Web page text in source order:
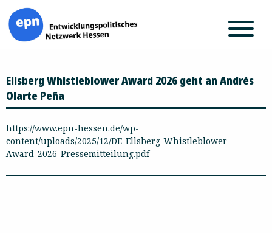
Inhalt
springen
Ellsberg Whistleblower Award 2026 geht an Andrés
Olarte Peña
https://www.epn-hessen.de/wp-
content/uploads/2025/12/DE_Ellsberg-Whistleblower-
Award_2026_Pressemitteilung.pdf